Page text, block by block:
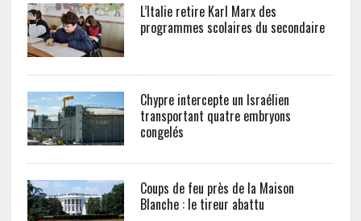
L’Italie retire Karl Marx des
programmes scolaires du secondaire
Chypre intercepte un Israélien
transportant quatre embryons
congelés
Coups de feu près de la Maison
Blanche : le tireur abattu